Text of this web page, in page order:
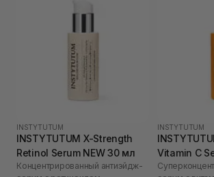
INSTYTUTUM
INSTYTUTUM X-Strength
Retinol Serum NEW 30 мл
Концентрированный антиэйдж-
INSTYTUTUM
Vitamin C